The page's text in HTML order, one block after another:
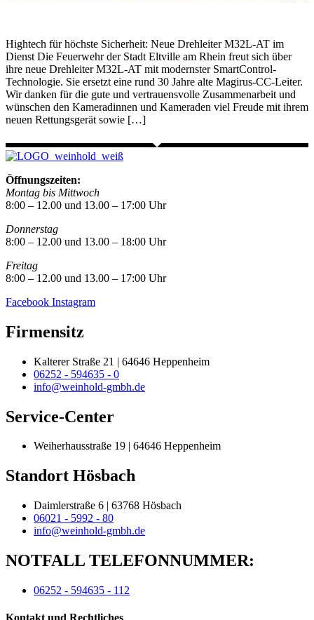
Hightech für höchste Sicherheit: Neue Drehleiter M32L-AT im
Dienst Die Feuerwehr der Stadt Eltville am Rhein freut sich über
ihre neue Drehleiter M32L-AT mit modernster SmartControl-
Technologie. Sie ersetzt eine rund 30 Jahre alte Magirus-CC-Leiter.
Wir danken für die gute und vertrauensvolle Zusammenarbeit und
wünschen den Kameradinnen und Kameraden viel Freude mit ihrem
neuen Rettungsgerät sowie […]
Öffnungszeiten:
Montag bis Mittwoch
8:00 – 12.00 und 13.00 – 17:00 Uhr
Donnerstag
8:00 – 12.00 und 13.00 – 18:00 Uhr
Freitag
8:00 – 12.00 und 13.00 – 17:00 Uhr
Facebook Instagram
Firmensitz
Kalterer Straße 21 | 64646 Heppenheim
06252 - 594635 - 0
info@weinhold-gmbh.de
Service-Center
Weiherhausstraße 19 | 64646 Heppenheim
Standort Hösbach
Daimlerstraße 6 | 63768 Hösbach
06021 - 5992 - 80
info@weinhold-gmbh.de
NOTFALL TELEFONNUMMER:
06252 - 594635 - 112